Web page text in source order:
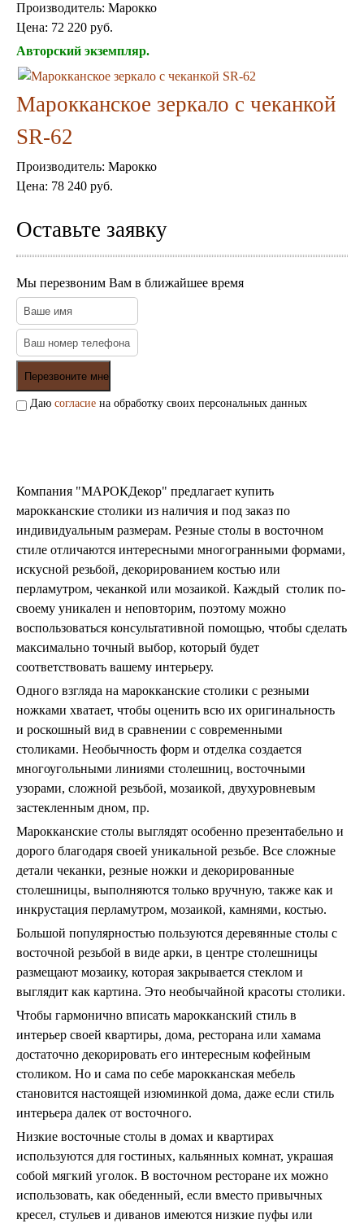
Плитка Марокко
Мозаика Марокко
Двери Марокко
Зеркала
Пепельницы
Подушки
Салфетницы
Шкатулки
Хлопковые
Тажины
Наборы чайные и кофейные
Подносы
Сахарницы, конфетницы,
Пиалы, чаши, салатники
Производитель: Марокко
Цена: 72 220 руб.
Авторский экземпляр.
Марокканское зеркало с чеканкой
SR-62
Производитель: Марокко
Цена: 78 240 руб.
Оставьте заявку
Мы перезвоним Вам в ближайшее время
Даю согласие на обработку своих персональных данных
Компания "МАРОКДекор" предлагает купить
марокканские столики из наличия и под заказ по
индивидуальным размерам. Резные столы в восточном
стиле отличаются интересными многогранными формами,
искусной резьбой, декорированием костью или
перламутром, чеканкой или мозаикой. Каждый столик по-
своему уникален и неповторим, поэтому можно
воспользоваться консультативной помощью, чтобы сделать
максимально точный выбор, который будет
соответствовать вашему интерьеру.
Одного взгляда на марокканские столики с резными
ножками хватает, чтобы оценить всю их оригинальность
и роскошный вид в сравнении с современными
столиками. Необычность форм и отделка создается
многоугольными линиями столешниц, восточными
узорами, сложной резьбой, мозаикой, двухуровневым
застекленным дном, пр.
Марокканские столы выглядят особенно презентабельно и
дорого благодаря своей уникальной резьбе. Все сложные
детали чеканки, резные ножки и декорированные
столешницы, выполняются только вручную, также как и
инкрустация перламутром, мозаикой, камнями, костью.
Большой популярностью пользуются деревянные столы с
восточной резьбой в виде арки, в центре столешницы
размещают мозаику, которая закрывается стеклом и
выглядит как картина. Это необычайной красоты столики.
Чтобы гармонично вписать марокканский стиль в
интерьер своей квартиры, дома, ресторана или хамама
достаточно декорировать его интересным кофейным
столиком. Но и сама по себе марокканская мебель
становится настоящей изюминкой дома, даже если стиль
интерьера далек от восточного.
Низкие восточные столы в домах и квартирах
используются для гостиных, кальянных комнат, украшая
собой мягкий уголок. В восточном ресторане их можно
использовать, как обеденный, если вместо привычных
кресел, стульев и диванов имеются низкие пуфы или